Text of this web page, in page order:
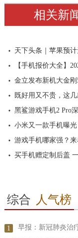
相关新
天下头条｜苹果预
【手机报价大全】
金立发布新机大金刚
既好用又不贵，这
黑鲨游戏手机2 Pro
小米又一款手机曝
游戏手机哪家强？来
买手机赠定制后盖
综合 人气榜
1 早报：新冠肺炎治